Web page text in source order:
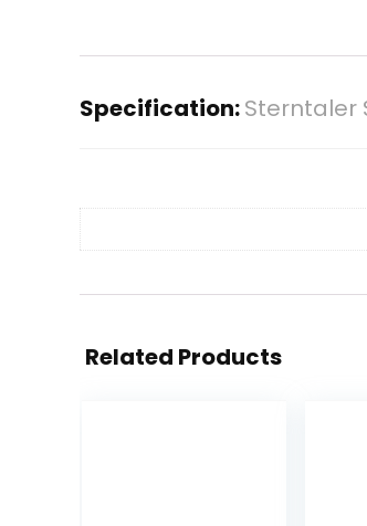
Specification:Sterntaler
Related Products